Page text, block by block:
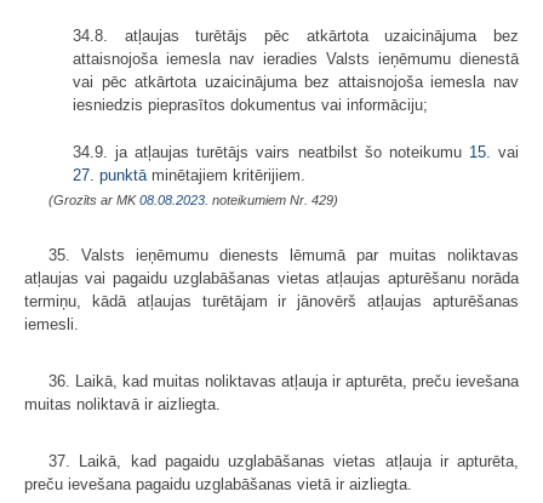
34.8. atļaujas turētājs pēc atkārtota uzaicinājuma bez
attaisnojoša iemesla nav ieradies Valsts ieņēmumu dienestā
vai pēc atkārtota uzaicinājuma bez attaisnojoša iemesla nav
iesniedzis pieprasītos dokumentus vai informāciju;
34.9. ja atļaujas turētājs vairs neatbilst šo noteikumu 15. vai
27. punktāminētajiem kritērijiem.
(Grozīts ar MK08.08.2023. noteikumiem Nr. 429)
35. Valsts ieņēmumu dienests lēmumā par muitas noliktavas
atļaujas vai pagaidu uzglabāšanas vietas atļaujas apturēšanu norāda
termiņu, kādā atļaujas turētājam ir jānovērš atļaujas apturēšanas
iemesli.
36. Laikā, kad muitas noliktavas atļauja ir apturēta, preču ievešana
muitas noliktavā ir aizliegta.
37. Laikā, kad pagaidu uzglabāšanas vietas atļauja ir apturēta,
preču ievešana pagaidu uzglabāšanas vietā ir aizliegta.